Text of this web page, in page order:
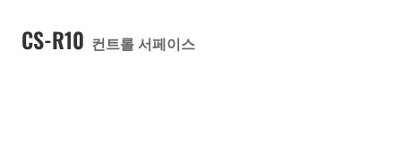
CS-R10 컨트롤 서페이스